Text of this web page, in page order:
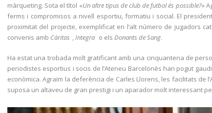
màrqueting. Sota el títol «Un altre tipus de club de futbol és possible?»
ferms i compromisos a nivell esportiu, formatiu i social. El
proximitat del projecte, exemplificat en l’alt número de jugadors
convenis amb Càritas Integra o els Donants de Sang.
Ha estat una trobada molt gratificant amb una cinquantena de
periodistes esportius i socis de l’Ateneu Barcelonès han pogut
econòmica. Agraïm la deferència de Carles Llorens, les facilitats
suposa un altaveu de gran prestigi i un aparador molt interessant